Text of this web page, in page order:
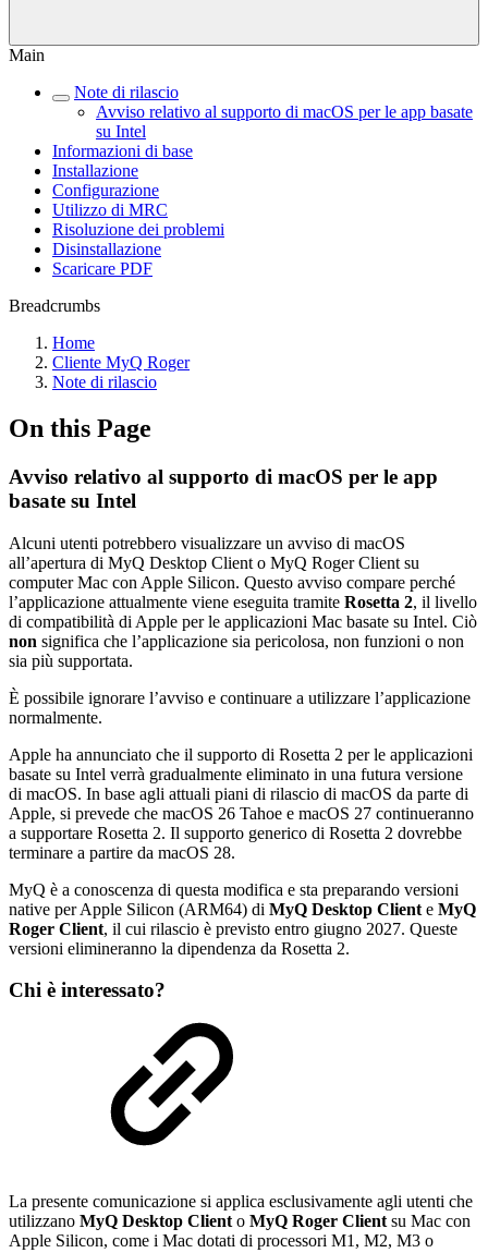
Main
Note di rilascio
Avviso relativo al supporto di macOS per le app basate
su Intel
Informazioni di base
Installazione
Configurazione
Utilizzo di MRC
Risoluzione dei problemi
Disinstallazione
Scaricare PDF
Breadcrumbs
Home
Cliente MyQ Roger
Note di rilascio
On this Page
Avviso relativo al supporto di macOS per le app
basate su Intel
Alcuni utenti potrebbero visualizzare un avviso di macOS
all’apertura di MyQ Desktop Client o MyQ Roger Client su
computer Mac con Apple Silicon. Questo avviso compare perché
l’applicazione attualmente viene eseguita tramite Rosetta 2, il livello
di compatibilità di Apple per le applicazioni Mac basate su Intel. Ciò
non significa che l’applicazione sia pericolosa, non funzioni o non
sia più supportata.
È possibile ignorare l’avviso e continuare a utilizzare l’applicazione
normalmente.
Apple ha annunciato che il supporto di Rosetta 2 per le applicazioni
basate su Intel verrà gradualmente eliminato in una futura versione
di macOS. In base agli attuali piani di rilascio di macOS da parte di
Apple, si prevede che macOS 26 Tahoe e macOS 27 continueranno
a supportare Rosetta 2. Il supporto generico di Rosetta 2 dovrebbe
terminare a partire da macOS 28.
MyQ è a conoscenza di questa modifica e sta preparando versioni
native per Apple Silicon (ARM64) di MyQ Desktop Client e MyQ
Roger Client, il cui rilascio è previsto entro giugno 2027. Queste
versioni elimineranno la dipendenza da Rosetta 2.
Chi è interessato?
La presente comunicazione si applica esclusivamente agli utenti che
utilizzano MyQ Desktop Client o MyQ Roger Client su Mac con
Apple Silicon, come i Mac dotati di processori M1, M2, M3 o